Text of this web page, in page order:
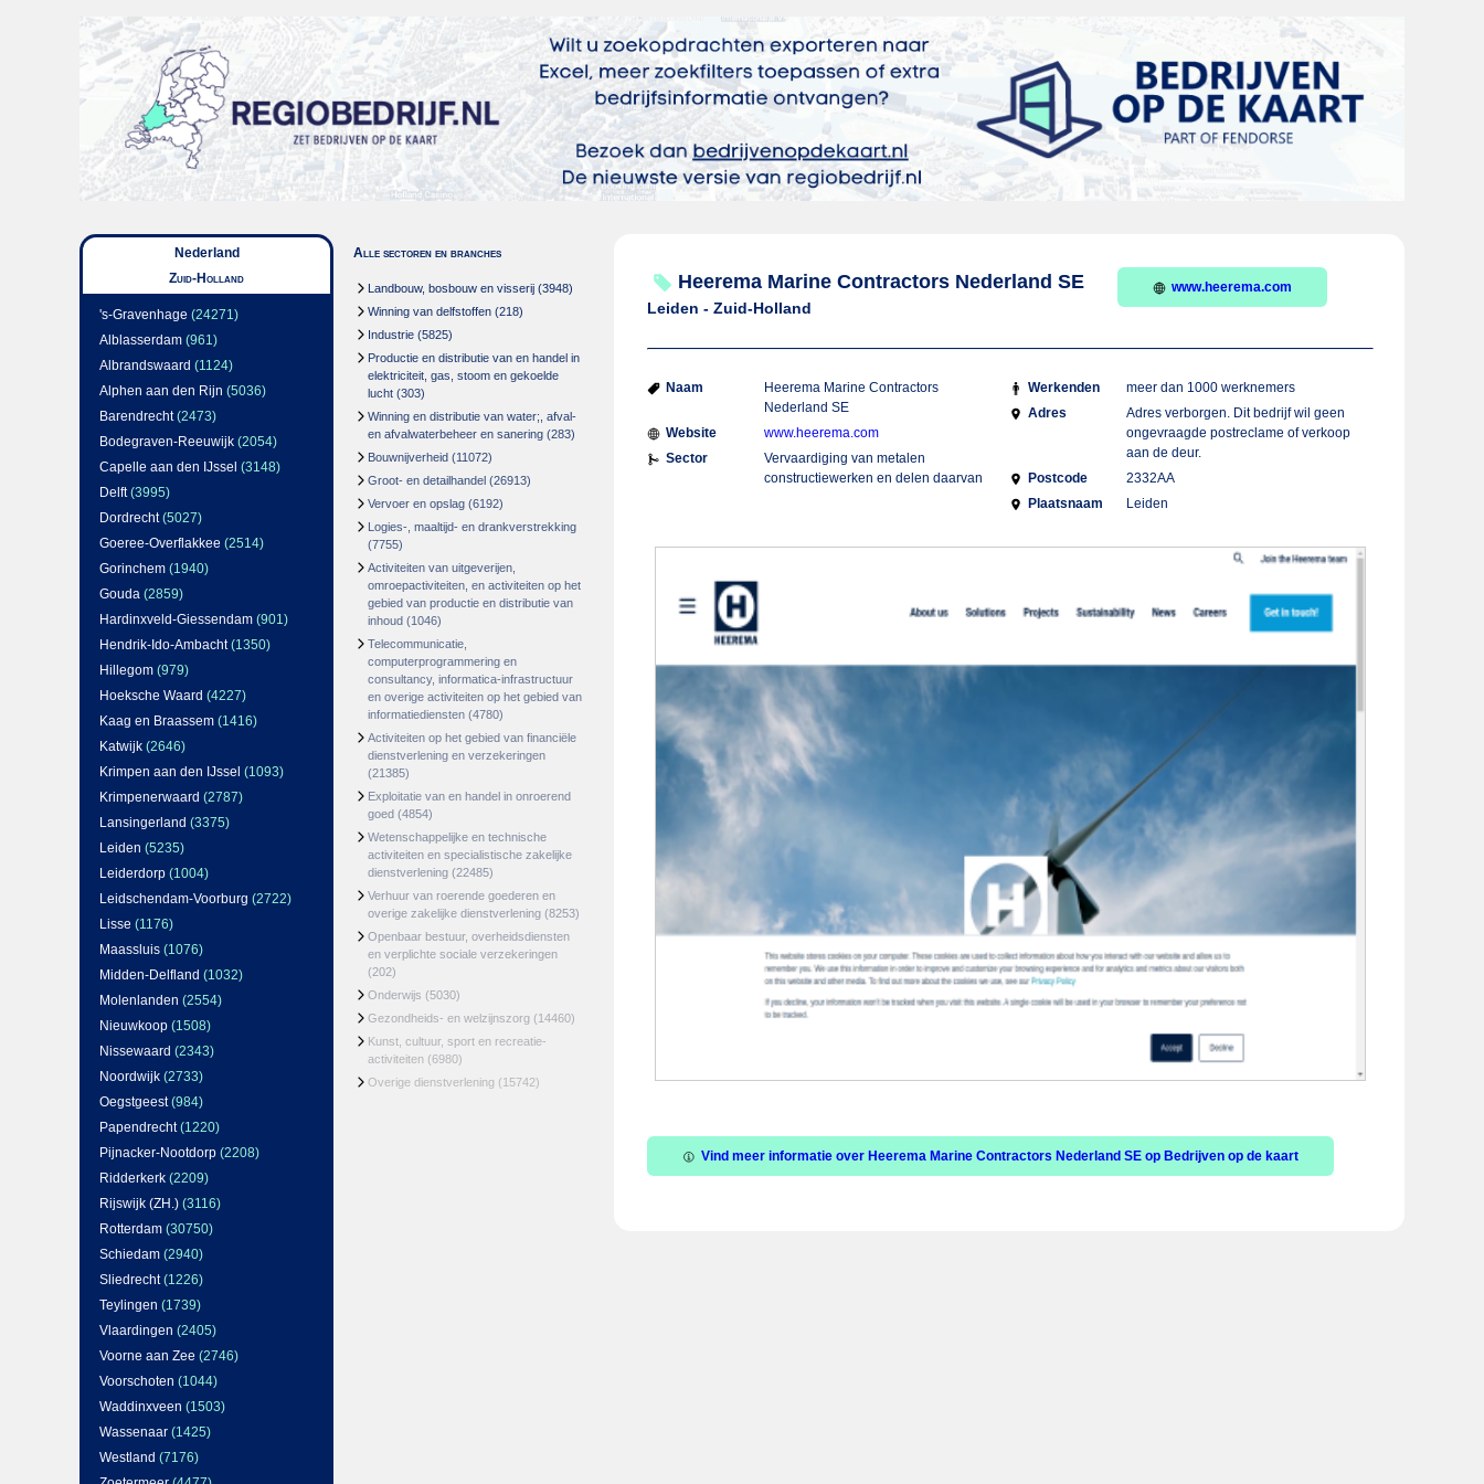
Nederland
Zuid-Holland
's-Gravenhage (24271)
Alblasserdam (961)
Albrandswaard (1124)
Alphen aan den Rijn (5036)
Barendrecht(2473)
Bodegraven-Reeuwijk (2054)
Capelle aan den IJssel (3148)
Delft(3995)
Dordrecht(5027)
Goeree-Overflakkee (2514)
Gorinchem (1940)
Gouda (2859)
Hardinxveld-Giessendam (901)
Hendrik-Ido-Ambacht(1350)
Hillegom (979)
Hoeksche Waard (4227)
Kaag en Braassem (1416)
Katwijk (2646)
Krimpen aan den IJssel (1093)
Krimpenerwaard (2787)
Lansingerland (3375)
Leiden (5235)
Leiderdorp (1004)
Leidschendam-Voorburg (2722)
Lisse (1176)
Maassluis (1076)
Midden-Delfland (1032)
Molenlanden (2554)
Nieuwkoop (1508)
Nissewaard (2343)
Noordwijk (2733)
Oegstgeest(984)
Papendrecht(1220)
Pijnacker-Nootdorp (2208)
Ridderkerk (2209)
Rijswijk (ZH.) (3116)
Rotterdam (30750)
Schiedam (2940)
Sliedrecht(1226)
Teylingen (1739)
Vlaardingen (2405)
Voorne aan Zee (2746)
Voorschoten (1044)
Waddinxveen (1503)
Wassenaar (1425)
Westland (7176)
Alle sectoren en branches
Landbouw, bosbouw en visserij (3948)
Winning van delfstoffen (218)
Industrie (5825)
Productie en distributie van en handel in
elektriciteit, gas, stoom en gekoelde
lucht (303)
Winning en distributie van water;, afval-
en afvalwaterbeheer en sanering (283)
Bouwnijverheid (11072)
Groot- en detailhandel (26913)
Vervoer en opslag (6192)
Logies-, maaltijd- en drankverstrekking
(7755)
Activiteiten van uitgeverijen,
omroepactiviteiten, en activiteiten op het
gebied van productie en distributie van
inhoud (1046)
Telecommunicatie,
computerprogrammering en
consultancy, informatica-infrastructuur
en overige activiteiten op het gebied van
informatiediensten (4780)
Activiteiten op het gebied van financiële
dienstverlening en verzekeringen
(21385)
Exploitatie van en handel in onroerend
goed (4854)
Wetenschappelijke en technische
activiteiten en specialistische zakelijke
dienstverlening (22485)
Verhuur van roerende goederen en
overige zakelijke dienstverlening (8253)
Openbaar bestuur, overheidsdiensten
en verplichte sociale verzekeringen
(202)
Onderwijs (5030)
Gezondheids- en welzijnszorg (14460)
Kunst, cultuur, sport en recreatie-
activiteiten (6980)
Overige dienstverlening (15742)
Heerema Marine Contractors Nederland SE
Leiden - Zuid-Holland
www.heerema.com
Naam
Heerema Marine Contractors
Nederland SE
Website
www.heerema.com
Sector
Vervaardiging van metalen
constructiewerken en delen daarvan
Werkenden
meer dan 1000 werknemers
Adres
Adres verborgen. Dit bedrijf wil geen
ongevraagde postreclame of verkoop
aan de deur.
Postcode
2332AA
Plaatsnaam
Leiden
Vind meer informatie over Heerema Marine Contractors Nederland SE op Bedrijven op de kaart